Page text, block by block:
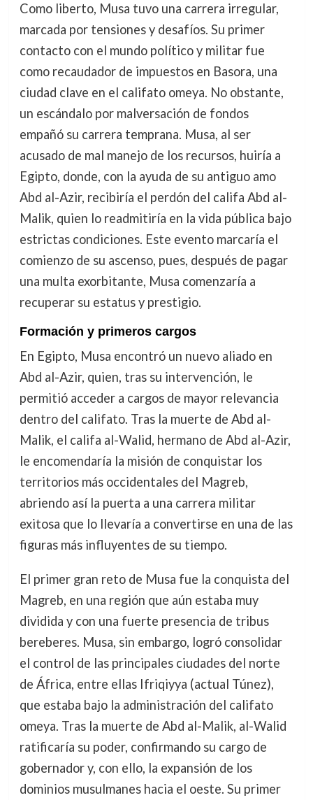
Como liberto, Musa tuvo una carrera irregular,
marcada por tensiones y desafíos. Su primer
contacto con el mundo político y militar fue
como recaudador de impuestos en Basora, una
ciudad clave en el califato omeya. No obstante,
un escándalo por malversación de fondos
empañó su carrera temprana. Musa, al ser
acusado de mal manejo de los recursos, huiría a
Egipto, donde, con la ayuda de su antiguo amo
Abd al-Azir, recibiría el perdón del califa Abd al-
Malik, quien lo readmitiría en la vida pública bajo
estrictas condiciones. Este evento marcaría el
comienzo de su ascenso, pues, después de pagar
una multa exorbitante, Musa comenzaría a
recuperar su estatus y prestigio.
Formación y primeros cargos
En Egipto, Musa encontró un nuevo aliado en
Abd al-Azir, quien, tras su intervención, le
permitió acceder a cargos de mayor relevancia
dentro del califato. Tras la muerte de Abd al-
Malik, el califa al-Walid, hermano de Abd al-Azir,
le encomendaría la misión de conquistar los
territorios más occidentales del Magreb,
abriendo así la puerta a una carrera militar
exitosa que lo llevaría a convertirse en una de las
figuras más influyentes de su tiempo.
El primer gran reto de Musa fue la conquista del
Magreb, en una región que aún estaba muy
dividida y con una fuerte presencia de tribus
bereberes. Musa, sin embargo, logró consolidar
el control de las principales ciudades del norte
de África, entre ellas Ifriqiyya (actual Túnez),
que estaba bajo la administración del califato
omeya. Tras la muerte de Abd al-Malik, al-Walid
ratificaría su poder, confirmando su cargo de
gobernador y, con ello, la expansión de los
dominios musulmanes hacia el oeste. Su primer